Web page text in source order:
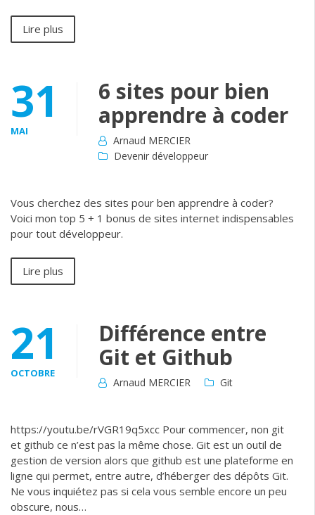
Lire plus
31
MAI
6 sites pour bien
apprendre à coder
Arnaud MERCIER
Devenir développeur
Vous cherchez des sites pour ben apprendre à coder?
Voici mon top 5 + 1 bonus de sites internet indispensables
pour tout développeur.
Lire plus
21
OCTOBRE
Différence entre
Git et Github
Arnaud MERCIER Git
https://youtu.be/rVGR19q5xcc Pour commencer, non git
et github ce n’est pas la même chose. Git est un outil de
gestion de version alors que github est une plateforme en
ligne qui permet, entre autre, d’héberger des dépôts Git.
Ne vous inquiétez pas si cela vous semble encore un peu
obscure, nous…